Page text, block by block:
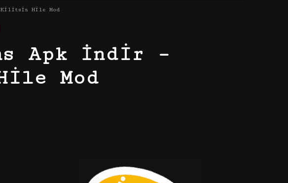
Kilitsiz Hile Mod
Apk İndir –
Mod